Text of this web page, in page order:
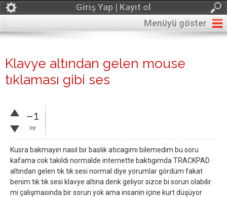
Giriş Yap | Kayıt ol
Menüyü göster
Klavye altından gelen mouse
tıklaması gibi ses
–1
oy
Kusra bakmayın nasıl bir baslık atıcagımı bilemedim bu soru
kafama cok takıldı normalde internette baktıgımda TRACKPAD
altından gelen tık tık sesi normal diye yorumlar gördüm fakat
benim tık tık sesi klavye altına denk geliyor sizce bi sorun olabilir
mi çalışmasında bir sorun yok ama insanin içine kurt düşüyor